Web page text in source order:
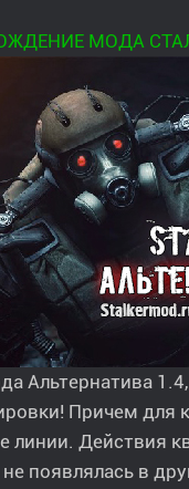
МОДА
Альтернатива
Причем для
Действия
появлялась в